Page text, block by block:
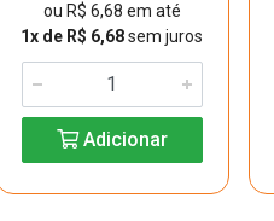
ou R$ 6,68 em até
1x de R$ 6,68sem juros
Adicionar